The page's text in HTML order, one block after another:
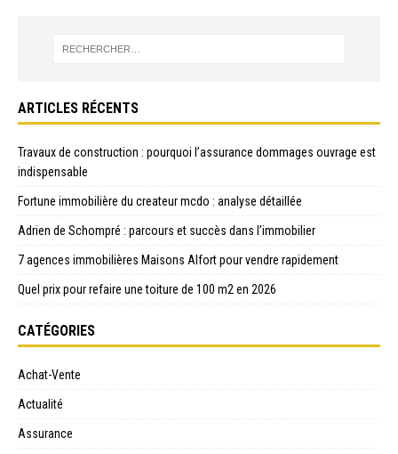
ARTICLES RÉCENTS
Travaux de construction : pourquoi l’assurance dommages ouvrage est
indispensable
Fortune immobilière du createur mcdo : analyse détaillée
Adrien de Schompré : parcours et succès dans l’immobilier
7 agences immobilières Maisons Alfort pour vendre rapidement
Quel prix pour refaire une toiture de 100 m2 en 2026
CATÉGORIES
Achat-Vente
Actualité
Assurance